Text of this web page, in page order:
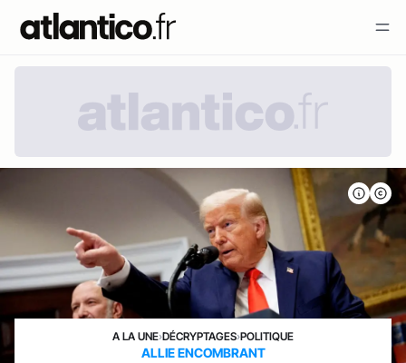
A LA UNE›DÉCRYPTAGES›POLITIQUE
ALLIE ENCOMBRANT